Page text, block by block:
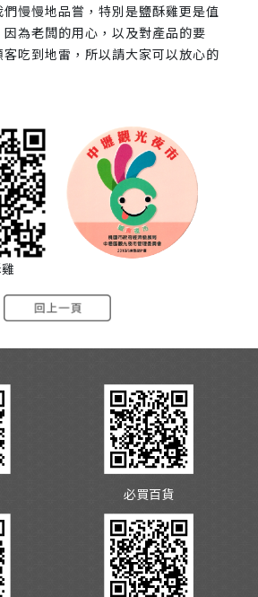
慢慢地品嘗，特別是鹽酥雞更是值
為老闆的用心，以及對產品的要
吃到地雷，所以請大家可以放心的
必買百貨